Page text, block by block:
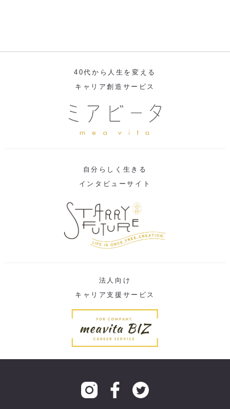
40代から人生を変える
キャリア創造サービス
自分らしく生きる
インタビューサイト
法人向け
キャリア支援サービス